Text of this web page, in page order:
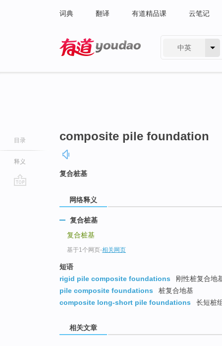
词典 翻译 有道精品课 云笔记
中英
目录
释义
composite pile foundation
复合桩基
网络释义
复合桩基
复合桩基
基于1个网页-相关网页
短语
rigid pile composite foundations
刚性桩复合地
pile composite foundations
桩复合地基
composite long-short pile foundations
长短桩
相关文章